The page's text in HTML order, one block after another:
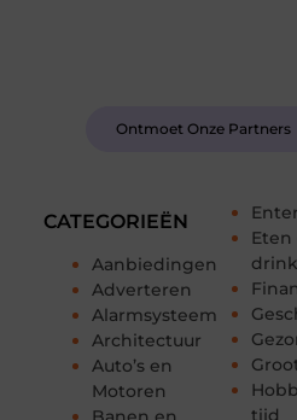
CATEGORIEËN
Aanbiedingen
Adverteren
Alarmsysteem
Architectuur
Auto’s en
Motoren
Eten
tijd
Ontmoet Onze Partners